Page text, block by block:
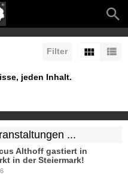
Filter
jeden Inhalt.
...
Althoff gastiert in
in der Steiermark!